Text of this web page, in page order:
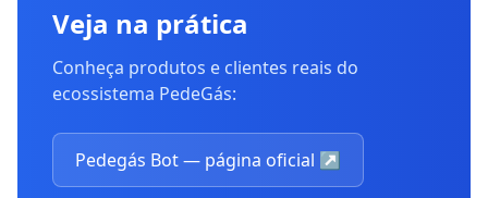
Veja na prática
Conheça produtos e clientes reais do
ecossistema PedeGás:
Pedegás Bot — página oficial ↗